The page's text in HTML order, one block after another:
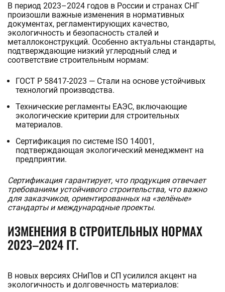
В период 2023–2024 годов в России и странах СНГ
произошли важные изменения в нормативных
документах, регламентирующих качество,
экологичность и безопасность сталей и
металлоконструкций. Особенно актуальны стандарты,
подтверждающие низкий углеродный след и
соответствие строительным нормам:
ГОСТ Р 58417-2023 — Стали на основе устойчивых
технологий производства.
Технические регламенты ЕАЭС, включающие
экологические критерии для строительных
материалов.
Сертификация по системе ISO 14001,
подтверждающая экологический менеджмент на
предприятии.
Сертификация гарантирует, что продукция отвечает
требованиям устойчивого строительства, что важно
для заказчиков, ориентированных на «зелёные»
стандарты и международные проекты.
ИЗМЕНЕНИЯ В СТРОИТЕЛЬНЫХ НОРМАХ
2023–2024 ГГ.
В новых версиях СНиПов и СП усилился акцент на
экологичность и долговечность материалов: